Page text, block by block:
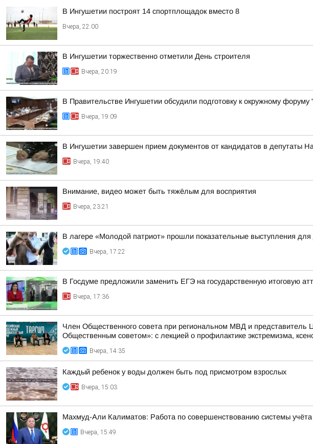
В Ингушетии построят 14 спортплощадок вместо 8
Вчера, 22:00
В Ингушетии торжественно отметили День строителя
Вчера, 20:19
В Правительстве Ингушетии обсудили подготовку к окружному
Вчера, 19:09
В Ингушетии завершен прием документов от кандидатов в депутаты
Вчера, 19:40
Внимание, видео может быть тяжёлым для восприятия
Вчера, 23:21
В лагере «Молодой патриот» прошли показательные выступления
Вчера, 17:22
В Госдуме предложили заменить ЕГЭ на государственную итоговую
Вчера, 17:36
Член Общественного совета при региональном МВД и
Общественным советом»: с лекцией о профилактике экстремизма,
Вчера, 14:35
Каждый ребенок у воды должен быть под присмотром взрослых
Вчера, 15:03
Махмуд-Али Калиматов: Работа по совершенствованию системы
Вчера, 15:49